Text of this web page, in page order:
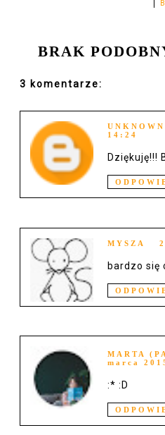
BRAK
3 komentarze:
UNKNOWN
14:24
Dziękuję!!!
MYSZA
bardzo się
MARTA
marca
:* :D